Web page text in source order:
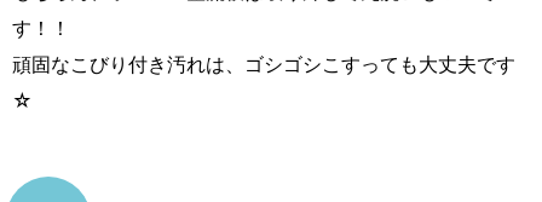
す！！
頑固なこびり付き汚れは、ゴシゴシこすっても大丈夫です
☆